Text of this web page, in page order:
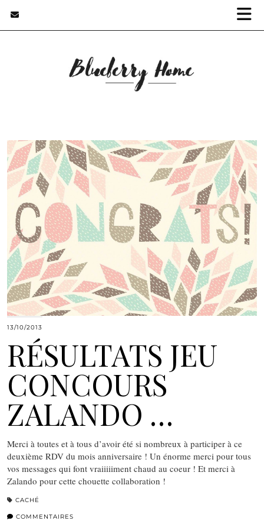
13/10/2013
RÉSULTATS JEU
CONCOURS
ZALANDO …
Merci à toutes et à tous d’avoir été si nombreux à participer à ce
deuxième RDV du mois anniversaire ! Un énorme merci pour tous
vos messages qui font vraiiiiiment chaud au coeur ! Et merci à
Zalando pour cette chouette collaboration !
CACHÉ
COMMENTAIRES